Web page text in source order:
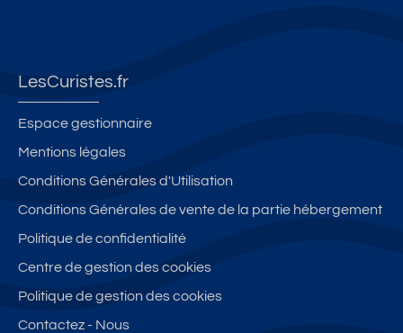
LesCuristes.fr
Espace gestionnaire
Mentions légales
Conditions Générales d'Utilisation
Conditions Générales de vente de la partie hébergement
Politique de confidentialité
Centre de gestion des cookies
Politique de gestion des cookies
Contactez - Nous